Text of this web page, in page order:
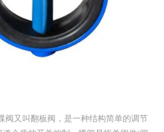
阀又叫翻板阀，是一种结构简单的调节